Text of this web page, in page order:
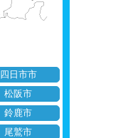
四日市市
松阪市
鈴鹿市
尾鷲市